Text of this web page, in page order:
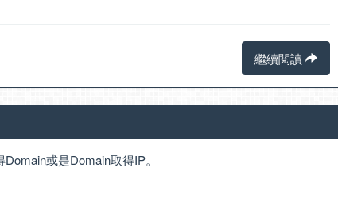
繼續閱讀
或是Domain取得IP。